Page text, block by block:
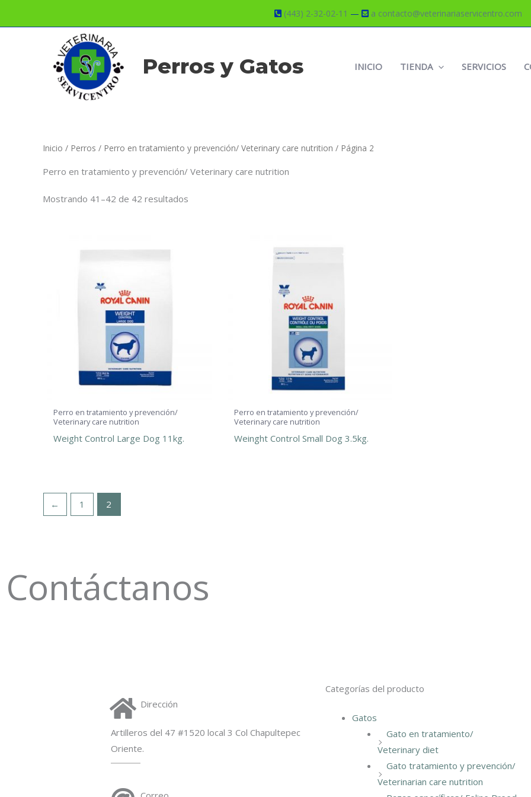
(443) 2-32-02-11 — a contacto@veterinariaservicentro.com
Perros y Gatos INICIO TIENDA SERVICIOS
Inicio / Perros / Perro en tratamiento y prevención/ Veterinary care nutrition / Página 2
Perro en tratamiento y prevención/ Veterinary care nutrition
Mostrando 41–42 de 42 resultados
Perro en tratamiento y prevención/
Veterinary care nutrition
Weight Control Large Dog 11kg.
Perro en tratamiento y prevención/
Veterinary care nutrition
Weinght Control Small Dog 3.5kg.
← 1 2
Contáctanos
Dirección
Artilleros del 47 #1520 local 3 Col Chapultepec
Oriente.
Categorías del producto
Gatos
Gato en tratamiento/
Veterinary diet
Gato tratamiento y prevención/
Veterinarian care nutrition